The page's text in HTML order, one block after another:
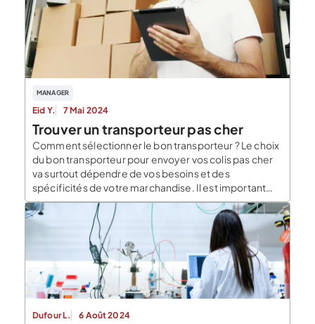
MANAGER
Eid Y. 7 Mai 2024
Trouver un transporteur pas cher
Comment sélectionner le bon transporteur ? Le choix
du bon transporteur pour envoyer vos colis pas cher
va surtout dépendre de vos besoins et des
spécificités de votre marchandise. Il est important
d’avoir en tête que les tarifs des transporteurs varient
grandement d’un transporteurs à un autre en fonction
de vos besoins : votre destination, la taille […]
Dufour L. 6 Août 2024